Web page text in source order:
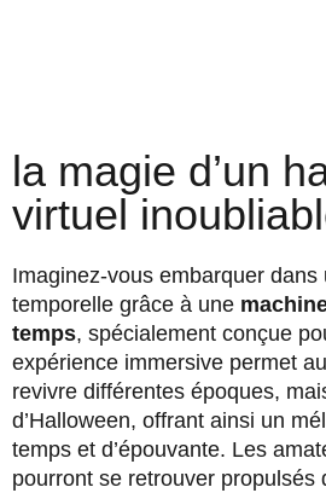
la magie d’un
virtuel
Imaginez-vous embarquer dans
temporelle grâce à une
temps, spécialement conçue
expérience immersive permet
revivre différentes époques,
d’Halloween, offrant ainsi un
temps et d’épouvante. Les
pourront se retrouver propulsés